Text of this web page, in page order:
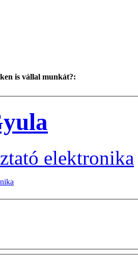
is vállal munkát?:
elektronika